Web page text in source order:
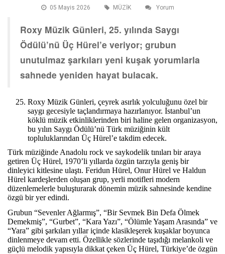
05 Mayis 2026 MÜZİK Yorum
Roxy Müzik Günleri, 25. yılında Saygı
Ödülü’nü Üç Hürel’e veriyor; grubun
unutulmaz şarkıları yeni kuşak yorumlarla
sahnede yeniden hayat bulacak.
Roxy Müzik Günleri, çeyrek asırlık yolculuğunu özel bir
saygı gecesiyle taçlandırmaya hazırlanıyor. İstanbul’un
köklü müzik etkinliklerinden biri haline gelen organizasyon,
bu yılın Saygı Ödülü’nü Türk müziğinin kült
topluluklarından Üç Hürel’e takdim edecek.
Türk müziğinde Anadolu rock ve saykodelik tınıları bir araya
getiren Üç Hürel, 1970’li yıllarda özgün tarzıyla geniş bir
dinleyici kitlesine ulaştı. Feridun Hürel, Onur Hürel ve Haldun
Hürel kardeşlerden oluşan grup, yerli motifleri modern
düzenlemelerle buluşturarak dönemin müzik sahnesinde kendine
özgü bir yer edindi.
Grubun “Sevenler Ağlarmış”, “Bir Sevmek Bin Defa Ölmek
Demekmiş”, “Gurbet”, “Kara Yazı”, “Ölümle Yaşam Arasında” ve
“Yara” gibi şarkıları yıllar içinde klasikleşerek kuşaklar boyunca
dinlenmeye devam etti. Özellikle sözlerinde taşıdığı melankoli ve
güçlü melodik yapısıyla dikkat çeken Üç Hürel, Türkiye’de özgün